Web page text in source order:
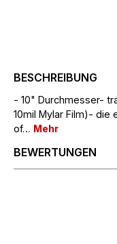
BESCHREIBUNG
- 10" Durchmesser-
10mil Mylar Film)- die
of… Mehr
BEWERTUNGEN